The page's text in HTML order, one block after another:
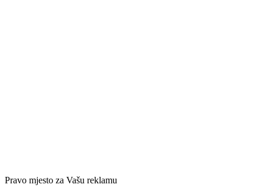
Pravo mjesto za Vašu reklamu